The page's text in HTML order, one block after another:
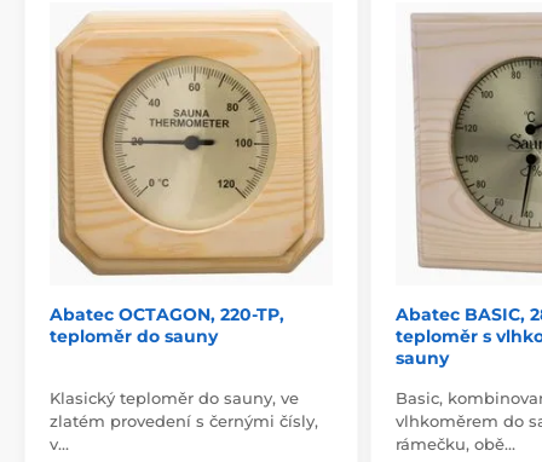
Abatec OCTAGON, 220-TP,
teploměr do sauny
Klasický teploměr do sauny, ve
zlatém provedení s černými čísly,
v…
Abatec BASIC,
teploměr s
sauny
Basic,
vlhkoměrem do
rámečku, obě…